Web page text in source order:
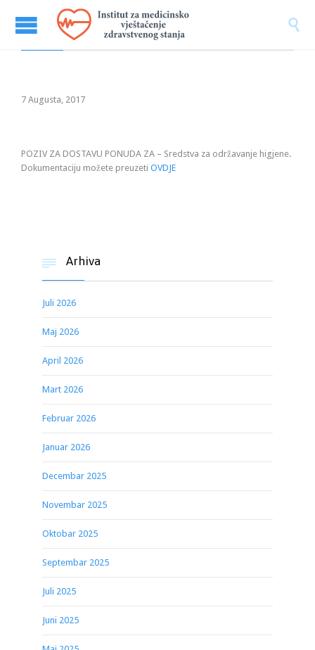

7 Augusta, 2017
POZIV ZA DOSTAVU PONUDA ZA – Sredstva za održavanje higjene.
Dokumentaciju možete preuzeti OVDJE
 Arhiva
Juli 2026
Maj 2026
April 2026
Mart 2026
Februar 2026
Januar 2026
Decembar 2025
Novembar 2025
Oktobar 2025
Septembar 2025
Juli 2025
Juni 2025